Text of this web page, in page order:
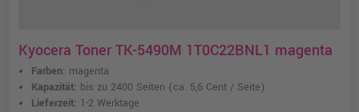
Kyocera Toner TK-5490M 1T0C22BNL1 magenta
Farben: magenta
Kapazität: bis zu 2400 Seiten (ca. 5,6 Cent / Seite)
Lieferzeit: 1-2 Werktage